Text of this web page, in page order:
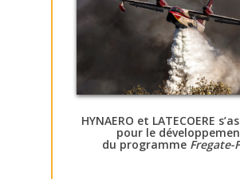
HYNAERO et LATECOERE
pour le
du programme Fregate-